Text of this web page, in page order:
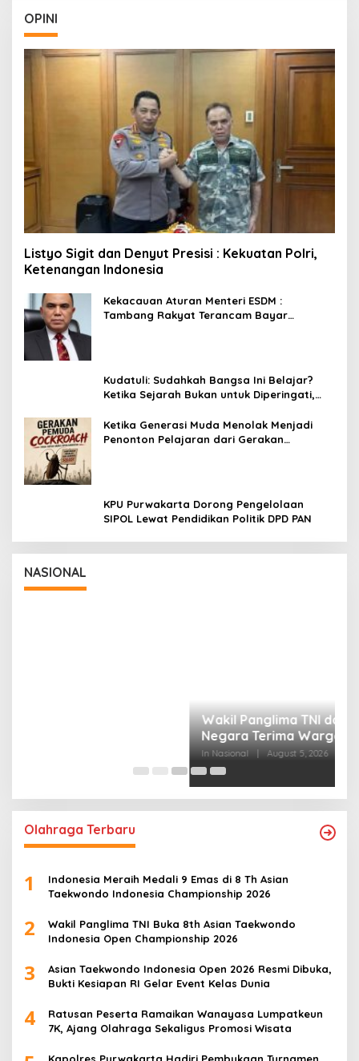
OPINI
Listyo Sigit dan Denyut Presisi : Kekuatan Polri,
Ketenangan Indonesia
Kekacauan Aturan Menteri ESDM :
Tambang Rakyat Terancam Bayar
Kudatuli: Sudahkah Bangsa Ini Belajar?
Ketika Sejarah Bukan untuk Diperingati,
Ketika Generasi Muda Menolak Menjadi
Penonton Pelajaran dari Gerakan
KPU Purwakarta Dorong Pengelolaan
SIPOL Lewat Pendidikan Politik DPD PAN
NASIONAL
Negara Terima Warga Kehormatan dan
Brevet Korps Marinir
In Nasional
Olahraga Terbaru
1
Indonesia Meraih Medali 9 Emas di 8 Th Asian
Taekwondo Indonesia Championship 2026
2
Wakil Panglima TNI Buka 8th Asian Taekwondo
Indonesia Open Championship 2026
3
Asian Taekwondo Indonesia Open 2026 Resmi Dibuka,
Bukti Kesiapan RI Gelar Event Kelas Dunia
4
Ratusan Peserta Ramaikan Wanayasa Lumpatkeun
7K, Ajang Olahraga Sekaligus Promosi Wisata